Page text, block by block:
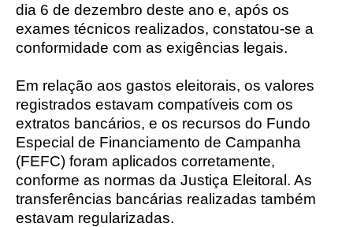
dia 6 de dezembro deste ano e, após os
exames técnicos realizados, constatou-se a
conformidade com as exigências legais.
Em relação aos gastos eleitorais, os valores
registrados estavam compatíveis com os
extratos bancários, e os recursos do Fundo
Especial de Financiamento de Campanha
(FEFC) foram aplicados corretamente,
conforme as normas da Justiça Eleitoral. As
transferências bancárias realizadas também
estavam regularizadas.